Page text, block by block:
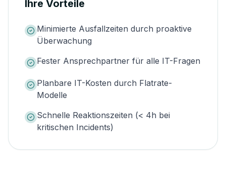
Ihre Vorteile
Minimierte Ausfallzeiten durch proaktive
Überwachung
Fester Ansprechpartner für alle IT-Fragen
Planbare IT-Kosten durch Flatrate-
Modelle
Schnelle Reaktionszeiten (< 4h bei
kritischen Incidents)